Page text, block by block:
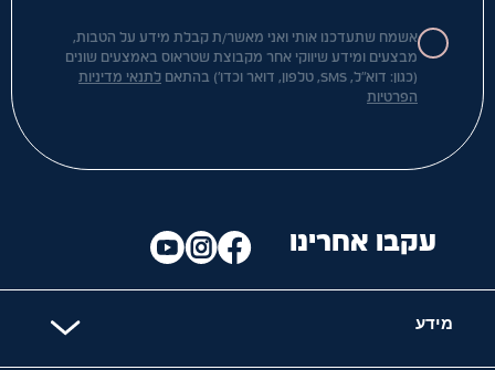
אשמח שתעדכנו אותי ואני מאשר/ת קבלת מידע על הטבות,
מבצעים ומידע שיווקי אחר מקבוצת שטראוס באמצעים שונים
(כגון: דוא"ל, SMS, טלפון, דואר וכדו') בהתאם
לתנאי מדיניות
הפרטיות
מידע
עקבו אחרינו